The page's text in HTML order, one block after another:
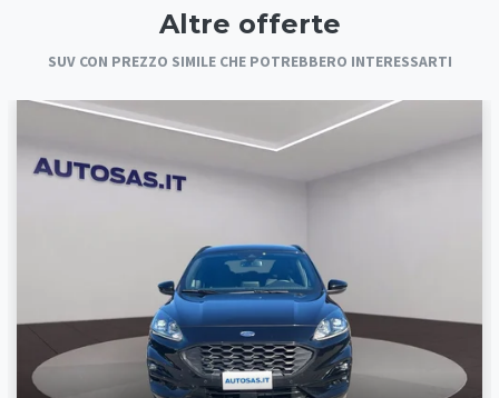
Altre offerte
SUV CON PREZZO SIMILE CHE POTREBBERO INTERESSARTI